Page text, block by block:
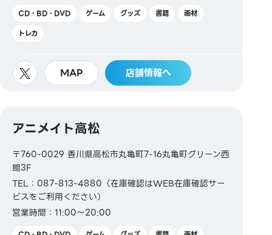
CD・BD・DVD ゲーム グッズ 書籍
画材
トレカ
MAP 店舗情報へ
アニメイト高松
〒760-0029 香川県高松市丸亀町7-16丸亀町グリーン西
館3F
TEL：087-813-4880（在庫確認はWEB在庫確認サー
ビスをご利用ください）
営業時間：11:00～20:00